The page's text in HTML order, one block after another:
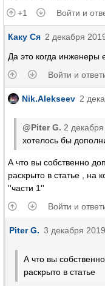
+1
Войти и
Каку Ся 2 декабря
Да это когда
Войти и
Nik.Alekseev 2
@Piter G. 2
хотелось бы
А что вы собственно
раскрыто в статье , на
''части 1''
Войти и
Piter G. 3 декабря
А что вы
раскрыто в статье